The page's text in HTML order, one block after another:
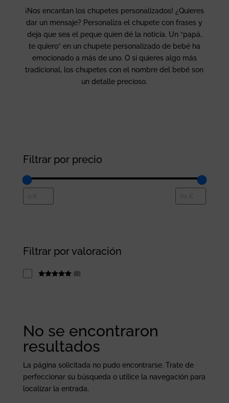
¡Nos encantan los chupetes personalizados! ¿Quieres
dar un mensaje? Personaliza el chupete con frases y
deja que sea el peque quien dé la noticia. Un “papá,
te quiero” en un chupete personalizado de bebé ha
emocionado a más de uno. O si quieres algo más
tradicional, los chupetes con el nombre del bebé son
un detalle precioso.
No se encontraron
resultados
La página solicitada no pudo encontrarse. Trate de
perfeccionar su búsqueda o utilice la navegación para
localizar la entrada.
Filtrar por precio
Filtrar por valoración
(8)